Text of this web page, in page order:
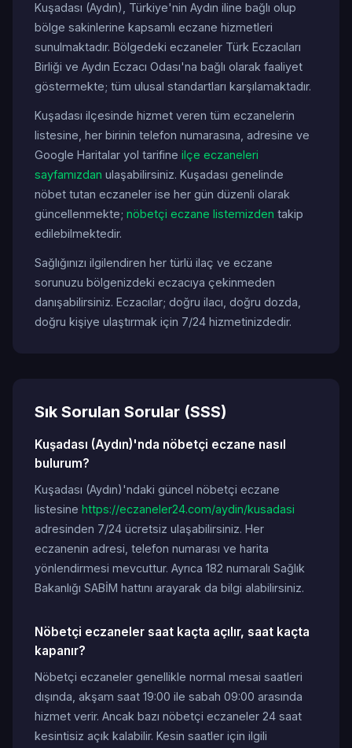
Kuşadası (Aydın), Türkiye'nin Aydın iline bağlı olup
bölge sakinlerine kapsamlı eczane hizmetleri
sunulmaktadır. Bölgedeki eczaneler Türk Eczacıları
Birliği ve Aydın Eczacı Odası'na bağlı olarak faaliyet
göstermekte; tüm ulusal standartları karşılamaktadır.
Kuşadası ilçesinde hizmet veren tüm eczanelerin
listesine, her birinin telefon numarasına, adresine ve
Google Haritalar yol tarifine ilçe eczaneleri
sayfamızdan ulaşabilirsiniz. Kuşadası genelinde
nöbet tutan eczaneler ise her gün düzenli olarak
güncellenmekte; nöbetçi eczane listemizden takip
edilebilmektedir.
Sağlığınızı ilgilendiren her türlü ilaç ve eczane
sorunuzu bölgenizdeki eczacıya çekinmeden
danışabilirsiniz. Eczacılar; doğru ilacı, doğru dozda,
doğru kişiye ulaştırmak için 7/24 hizmetinizdedir.
Sık Sorulan Sorular (SSS)
Kuşadası (Aydın)'nda nöbetçi eczane nasıl
bulurum?
Kuşadası (Aydın)'ndaki güncel nöbetçi eczane
listesine https://eczaneler24.com/aydin/kusadasi
adresinden 7/24 ücretsiz ulaşabilirsiniz. Her
eczanenin adresi, telefon numarası ve harita
yönlendirmesi mevcuttur. Ayrıca 182 numaralı Sağlık
Bakanlığı SABİM hattını arayarak da bilgi alabilirsiniz.
Nöbetçi eczaneler saat kaçta açılır, saat kaçta
kapanır?
Nöbetçi eczaneler genellikle normal mesai saatleri
dışında, akşam saat 19:00 ile sabah 09:00 arasında
hizmet verir. Ancak bazı nöbetçi eczaneler 24 saat
kesintisiz açık kalabilir. Kesin saatler için ilgili